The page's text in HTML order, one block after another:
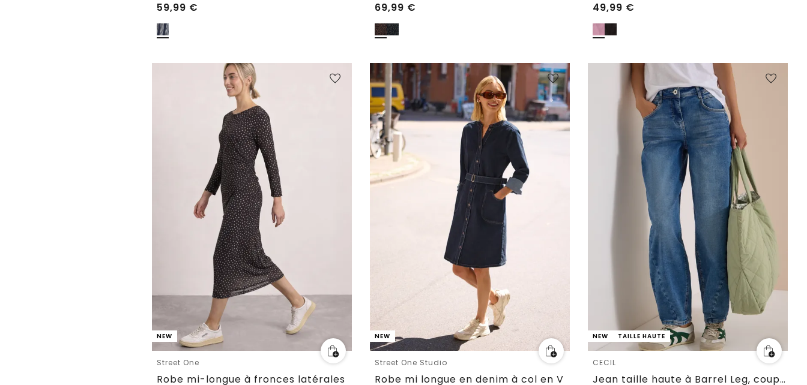
59,99 € 69,99 € 49,99 €
NEW
Street One
Robe mi-longue à fronces latérales
NEW
Street One Studio
Robe mi longue en denim à col en V
NEW TAILLE HAUTE
CECIL
Jean taille haute à Barrel Leg, coupe ample